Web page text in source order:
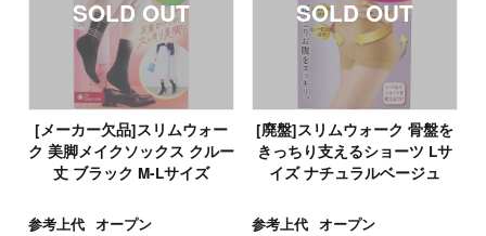
[メーカー欠品]スリムウォー
ク 美脚メイクソックス クルー
丈 ブラック M-Lサイズ
参考上代 オープン
[廃盤]スリムウォーク 骨盤を
きっちり支えるショーツ Lサ
イズ ナチュラルベージュ
参考上代 オープン